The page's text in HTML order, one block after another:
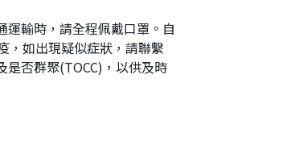
輸時，請全程佩戴口罩。自
，如出現疑似症狀，請聯繫
否群聚(TOCC)，以供及時